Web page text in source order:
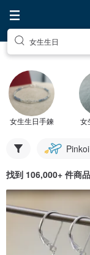
女生生日
女生生日手鍊 女
找到 106,000+ 件商品